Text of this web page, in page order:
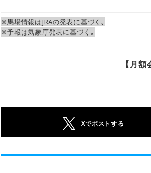
※馬場情報はJRAの発表に基づく｡
※予報は気象庁発表に基づく｡
【月
Xでポストする